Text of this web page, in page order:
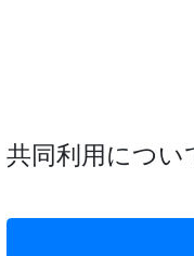
共同利用につい